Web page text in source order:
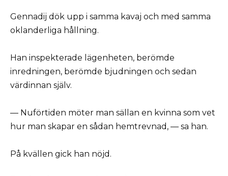
Gennadij dök upp i samma kavaj och med samma
oklanderliga hållning.
Han inspekterade lägenheten, berömde
inredningen, berömde bjudningen och sedan
värdinnan själv.
— Nuförtiden möter man sällan en kvinna som vet
hur man skapar en sådan hemtrevnad, — sa han.
På kvällen gick han nöjd.